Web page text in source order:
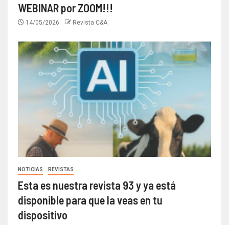
WEBINAR por ZOOM!!!
14/05/2026 Revista C&A
NOTICIAS REVISTAS
Esta es nuestra revista 93 y ya está
disponible para que la veas en tu
dispositivo